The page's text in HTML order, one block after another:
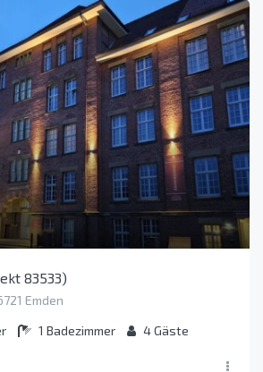
83533)
Emden
1 Badezimmer 4Gäste